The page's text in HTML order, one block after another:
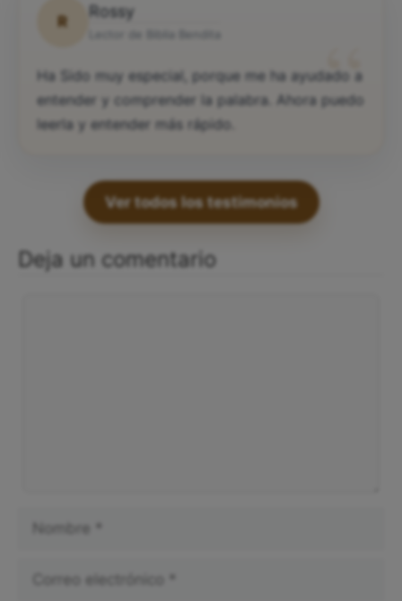
R
Rossy
“
Ha Sido muy especial, porque me ha ayudado a
entender y comprender la palabra. Ahora puedo
leerla y entender más rápido.
Ver todos los testimonios
Deja un comentario